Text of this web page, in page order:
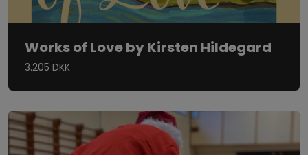
Works of Love by Kirsten Hildegard
3.205 DKK